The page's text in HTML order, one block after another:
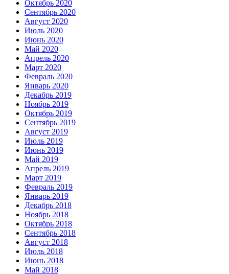
Октябрь 2020
Сентябрь 2020
Август 2020
Июль 2020
Июнь 2020
Май 2020
Апрель 2020
Март 2020
Февраль 2020
Январь 2020
Декабрь 2019
Ноябрь 2019
Октябрь 2019
Сентябрь 2019
Август 2019
Июль 2019
Июнь 2019
Май 2019
Апрель 2019
Март 2019
Февраль 2019
Январь 2019
Декабрь 2018
Ноябрь 2018
Октябрь 2018
Сентябрь 2018
Август 2018
Июль 2018
Июнь 2018
Май 2018